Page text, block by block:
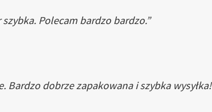
Polecam bardzo bardzo.”
Bardzo dobrze zapakowana i szybka wysyłka!